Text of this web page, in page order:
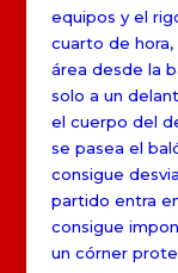
equipos y el
cuarto de
área desde la
solo a un
el cuerpo del
se pasea el
consigue
partido entra
consigue
un córner